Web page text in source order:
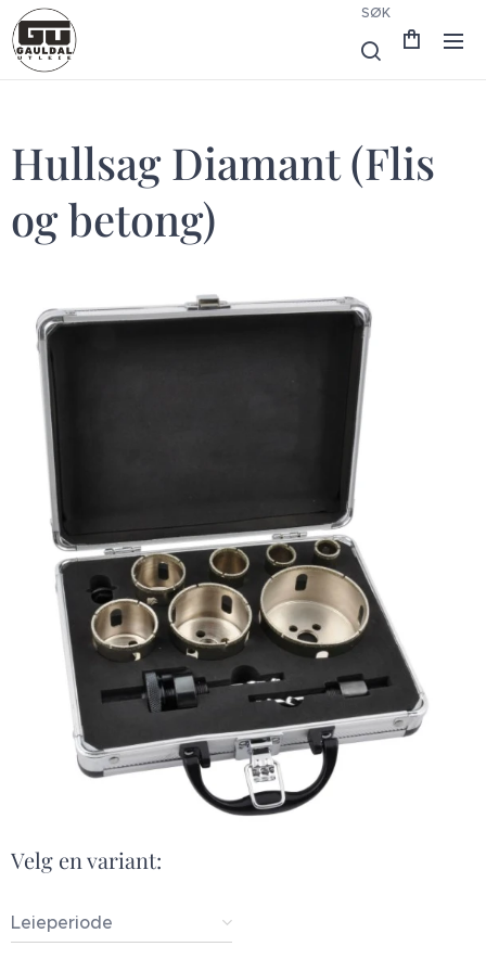
SØK
Hullsag Diamant (Flis
og betong)
Velg en variant:
Leieperiode